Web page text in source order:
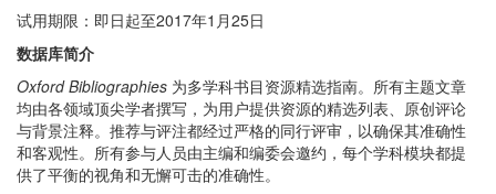
试用期限：即日起至2017年1月25日
数据库简介
Oxford Bibliographies 为多学科书目资源精选指南。所有主题文章
均由各领域顶尖学者撰写，为用户提供资源的精选列表、原创评论
与背景注释。推荐与评注都经过严格的同行评审，以确保其准确性
和客观性。所有参与人员由主编和编委会邀约，每个学科模块都提
供了平衡的视角和无懈可击的准确性。